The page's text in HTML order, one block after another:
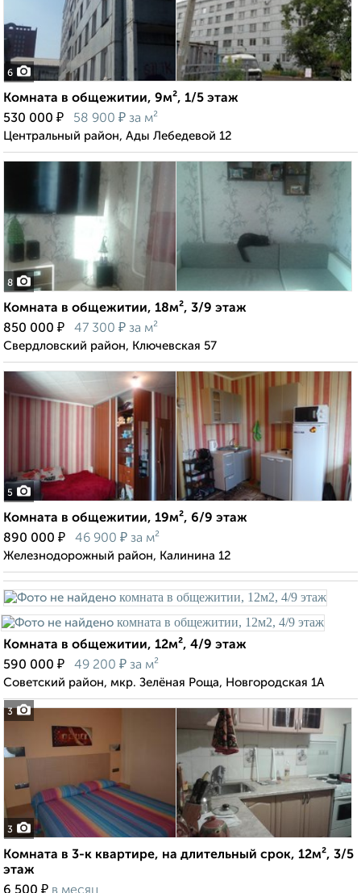
6
Комната в общежитии, 9м², 1/5 этаж
530 000 ₽ 58 900 ₽ за м²
Центральный район, Ады Лебедевой 12
8
Комната в общежитии, 18м², 3/9 этаж
850 000 ₽ 47 300 ₽ за м²
Свердловский район, Ключевская 57
5
Комната в общежитии, 19м², 6/9 этаж
890 000 ₽ 46 900 ₽ за м²
Железнодорожный район, Калинина 12
3
Комната в общежитии, 12м², 4/9 этаж
590 000 ₽ 49 200 ₽ за м²
Советский район, мкр. Зелёная Роща, Новгородская 1А
3
Комната в 3-к квартире, на длительный срок, 12м², 3/5
этаж
₽